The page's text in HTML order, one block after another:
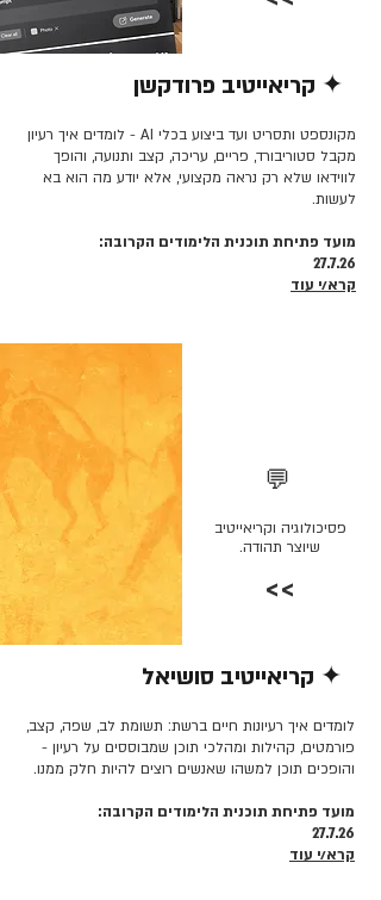
✦ קריאייטיב פרודקשן
מקונספט ותסריט ועד ביצוע בכלי AI - לומדים איך רעיון
מקבל סטוריבורד, פריים, עריכה, קצב ותנועה, והופך
לווידאו שלא רק נראה מקצועי, אלא יודע מה הוא בא
לעשות.
מועד פתיחת תוכנית הלימודים הקרובה:
27.7.26
קרא/י עוד
💬
פסיכולוגיה וקריאייטיב
שיוצר תהודה.
>>
✦ קריאייטיב סושיאל
לומדים איך רעיונות חיים ברשת: תשומת לב, שפה, קצב,
פורמטים, קהילות ומהלכי תוכן שמבוססים על רעיון -
והופכים תוכן למשהו שאנשים רוצים להיות חלק ממנו.
מועד פתיחת תוכנית הלימודים הקרובה:
27.7.26
קרא/י עוד